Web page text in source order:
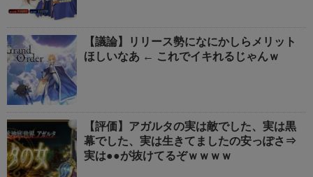
【議論】リリース勢になにかしらメリット
ほしいなあ ← これでイキれるじゃんｗ
【評価】アガルタの実は敵でした、実は黒
幕でした、実は生きてましたの安っぽさ⇒
実は●●が抜けてるぞｗｗｗｗ